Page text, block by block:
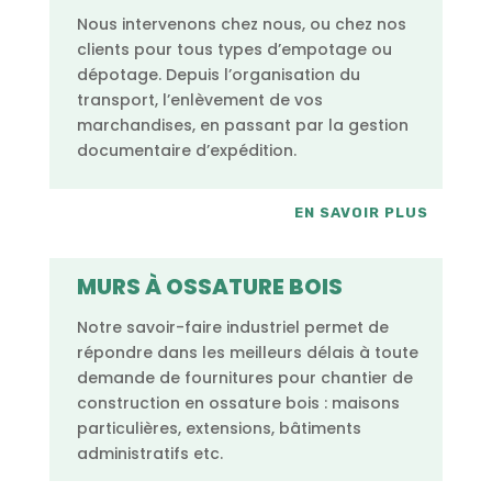
Nous intervenons chez nous, ou chez nos
clients pour tous types d’empotage ou
dépotage. Depuis l’organisation du
transport, l’enlèvement de vos
marchandises, en passant par la gestion
documentaire d’expédition.
EN SAVOIR PLUS
MURS À OSSATURE BOIS
Notre savoir-faire industriel permet de
répondre dans les meilleurs délais à toute
demande de fournitures pour chantier de
construction en ossature bois : maisons
particulières, extensions, bâtiments
administratifs etc.